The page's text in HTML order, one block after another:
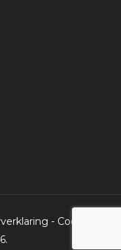
- Cookie